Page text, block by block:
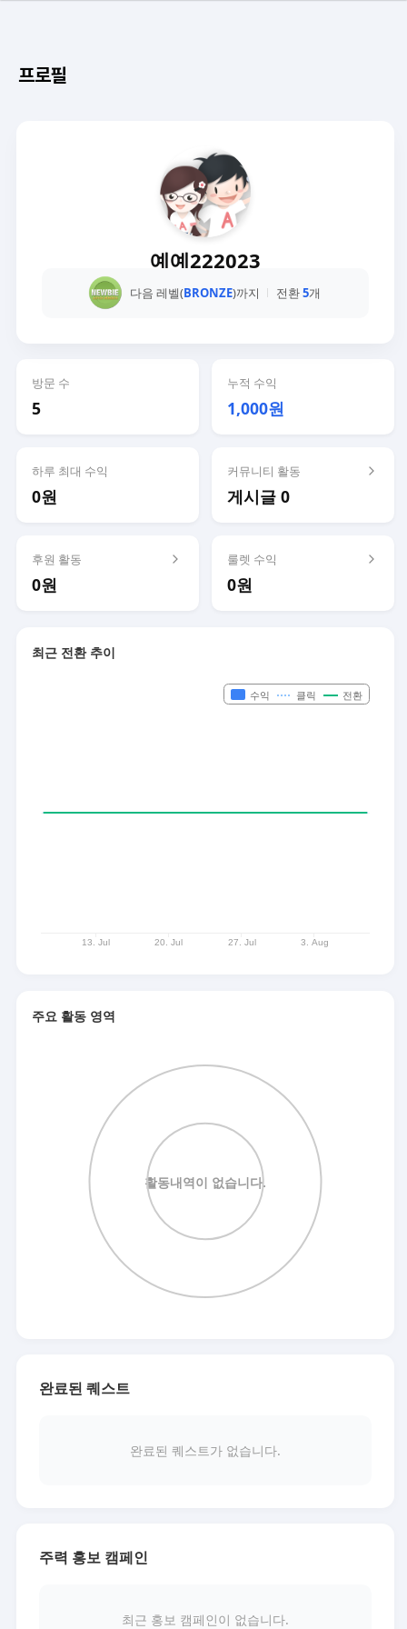
프로필
예예222023
다음 레벨(BRONZE)까지 전환5개
방문 수
5
누적 수익
1,000원
하루 최대 수익
0원
커뮤니티 활동
게시글 0
후원 활동
0원
룰렛 수익
0원
최근 전환 추이
주요 활동 영역
완료된 퀘스트
완료된 퀘스트가 없습니다.
주력 홍보 캠페인
최근 홍보 캠페인이 없습니다.